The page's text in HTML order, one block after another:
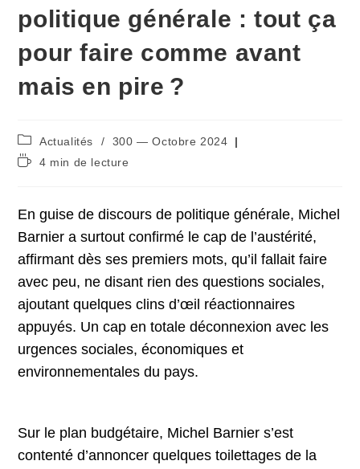
politique générale : tout ça
pour faire comme avant
mais en pire ?
Post
category:
Actualités /
300 — Octobre 2024
Temps4 min de lecture
En guise de discours de politique générale, Michel
Barnier a surtout confirmé le cap de l’austérité,
affirmant dès ses premiers mots, qu’il fallait faire
avec peu, ne disant rien des questions sociales,
ajoutant quelques clins d’œil réactionnaires
appuyés. Un cap en totale déconnexion avec les
urgences sociales, économiques et
environnementales du pays.
Sur le plan budgétaire, Michel Barnier s’est
contenté d’annoncer quelques toilettages de la